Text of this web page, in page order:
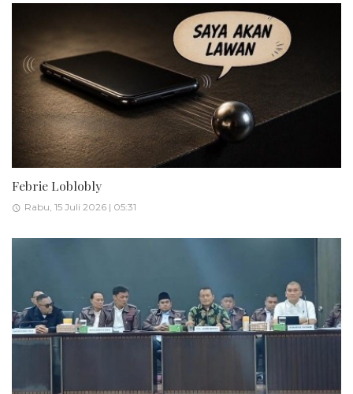
Febrie Loblobly
Rabu, 15 Juli 2026 | 05:31